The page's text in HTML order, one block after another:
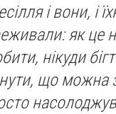
і вони, і
як це
нікуди
що можна